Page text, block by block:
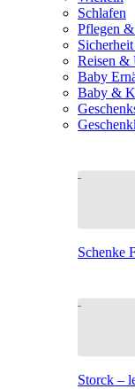
Schlafen
Pflegen
Reisen &
Baby
Baby &
Schenke
Storck –